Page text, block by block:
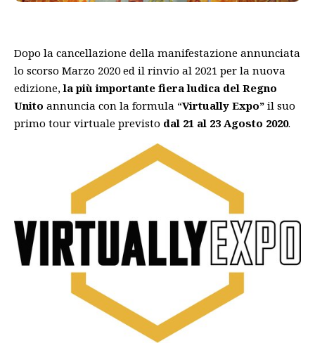
Dopo la cancellazione della manifestazione annunciata
lo scorso Marzo 2020 ed il rinvio al 2021 per la nuova
edizione,la più importante fiera ludica del Regno
Unito annuncia con la formula “Virtually Expo” il suo
primo tour virtuale previsto dal 21 al 23 Agosto 2020.